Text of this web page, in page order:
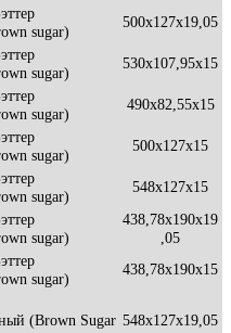
sugar)
500x127x19,05
sugar)
530x107,95x15
sugar)
490x82,55x15
sugar)
500x127x15
sugar)
548x127x15
sugar)
438,78x190x19
,05
sugar)
438,78x190x15
(Brown Sugar 548x127x19,05